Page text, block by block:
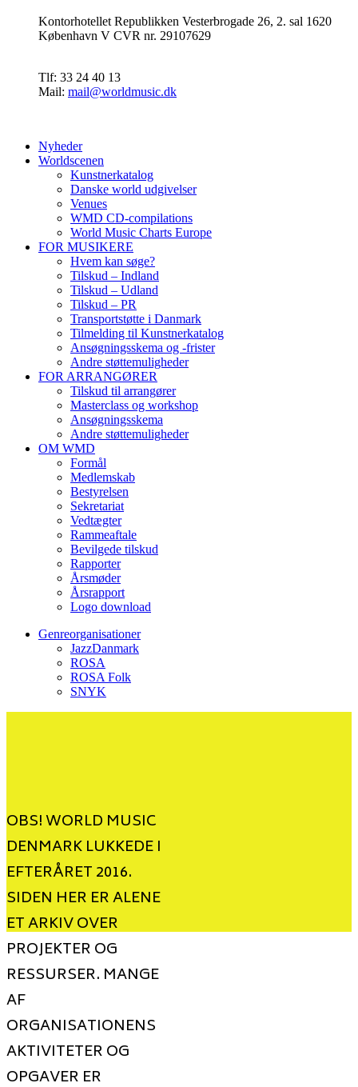
Kontorhotellet Republikken Vesterbrogade 26, 2. sal 1620
København V CVR nr. 29107629
Tlf: 33 24 40 13
Mail: mail@worldmusic.dk
Nyheder
Worldscenen
Kunstnerkatalog
Danske world udgivelser
Venues
WMD CD-compilations
World Music Charts Europe
FOR MUSIKERE
Hvem kan søge?
Tilskud – Indland
Tilskud – Udland
Tilskud – PR
Transportstøtte i Danmark
Tilmelding til Kunstnerkatalog
Ansøgningsskema og -frister
Andre støttemuligheder
FOR ARRANGØRER
Tilskud til arrangører
Masterclass og workshop
Ansøgningsskema
Andre støttemuligheder
OM WMD
Formål
Medlemskab
Bestyrelsen
Sekretariat
Vedtægter
Rammeaftale
Bevilgede tilskud
Rapporter
Årsmøder
Årsrapport
Logo download
Genreorganisationer
JazzDanmark
ROSA
ROSA Folk
SNYK
OBS! WORLD MUSIC
DENMARK LUKKEDE I
EFTERÅRET 2016.
SIDEN HER ER ALENE
ET ARKIV OVER
PROJEKTER OG
RESSURSER. MANGE
AF
ORGANISATIONENS
AKTIVITETER OG
OPGAVER ER